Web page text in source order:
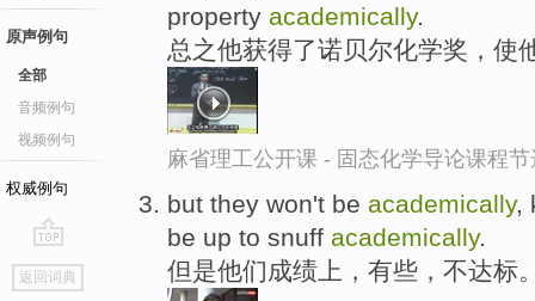
原声例句
全部
音频例句
视频例句
权威例句
go
top
返回词典
property academically.
总之他获得了诺贝尔化学奖，使
麻省理工公开课 - 固态化学导论课程节
but they won't be academically,
be up to snuff academically.
但是他们成绩上，有些，不达标